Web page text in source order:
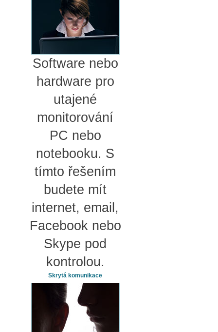
Software nebo
hardware pro
utajené
monitorování
PC nebo
notebooku. S
tímto řešením
budete mít
internet, email,
Facebook nebo
Skype pod
kontrolou.
Skrytá komunikace